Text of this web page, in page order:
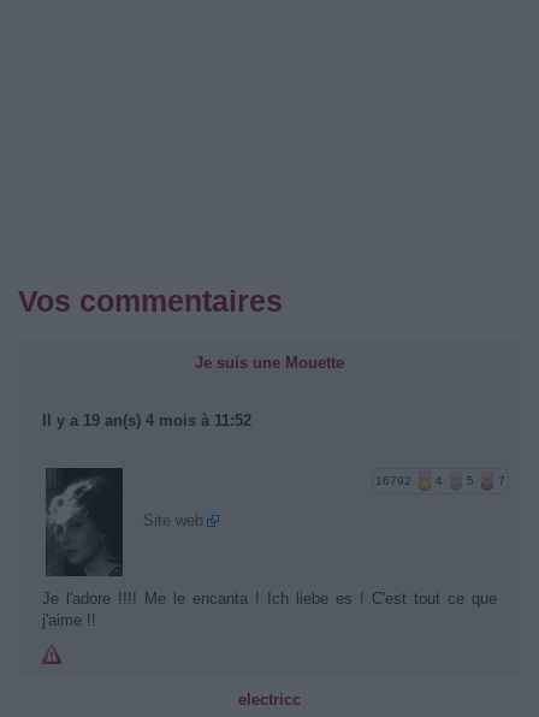
Vos commentaires
Je suis une Mouette
Il y a 19 an(s) 4 mois à 11:52
16792 4 5 7
Site web
Je l'adore !!!! Me le encanta ! Ich liebe es ! C'est tout ce que
j'aime !!
electricc